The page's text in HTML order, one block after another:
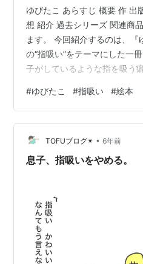
ゆびたこ あらすじ 概要 作 出
想 紹介 過去シリーズ 関連商
ます。 今回紹介するのは、
の“指吸い”をテーマにした一
子がしているような指を吸う
られるのではないでしょうか
て、歯科医のほうから歯並び
を受け、四苦八苦しながら色
◇件の記事はこちら
できましたが、まだはっきり
#ゆびたこ #指吸い #絵本
TOFUブログ✴︎ • 6年前
息子、指吸いをやめる。